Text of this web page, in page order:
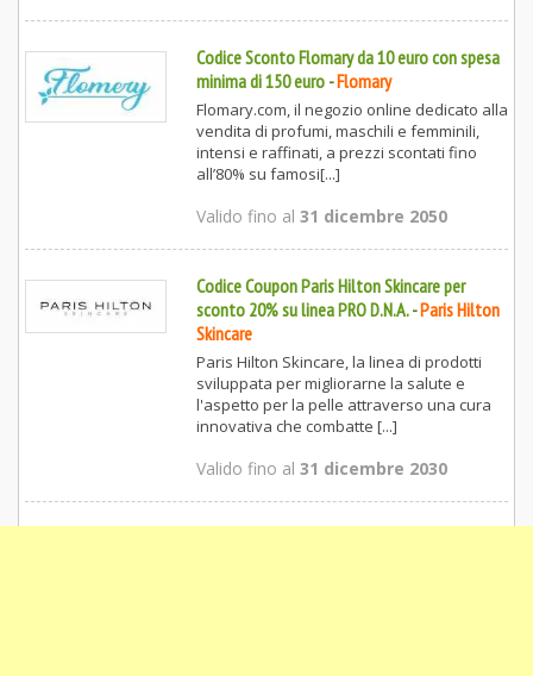
Codice Sconto Flomary da 10 euro con spesa
minima di 150 euro-Flomary
Flomary.com, il negozio online dedicato alla
vendita di profumi, maschili e femminili,
intensi e raffinati, a prezzi scontati fino
all’80% su famosi[...]
Valido fino al 31 dicembre 2050
Codice Coupon Paris Hilton Skincare per
sconto 20% su linea PRO D.N.A.-Paris Hilton
Skincare
Paris Hilton Skincare, la linea di prodotti
sviluppata per migliorarne la salute e
l'aspetto per la pelle attraverso una cura
innovativa che combatte [...]
Valido fino al 31 dicembre 2030